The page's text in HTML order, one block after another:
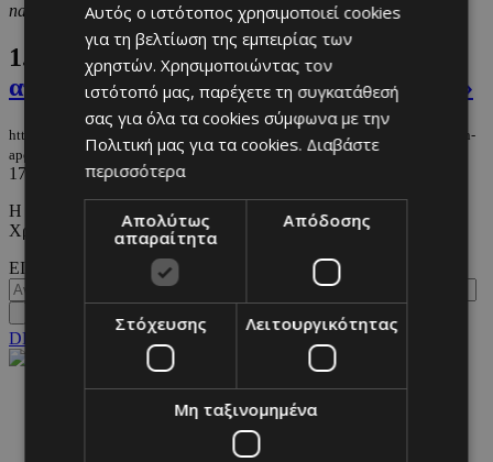
nails
1.
Cherry nails: Εμπνευσμένα από την
απόχρωση της συλλογής «Gucci Ancora»
https://m.must.com.cy/gr/beauty/1-beauty/cherry-nails-empneysmena-apo-tin-
apoxrosi-tis-syllogis-gucci-ancora
17/11/2023|BEAUTY
Η απόχρωση που πρέπει όλοι να δοκιμάσουμε πριν τα
Χριστούγεννα.
ΕΙΣΟΔΟΣ
DESKTOP
NETWORK:
Αυτός ο ιστότοπος χρησιμοποιεί cookies
για τη βελτίωση της εμπειρίας των
χρηστών. Χρησιμοποιώντας τον
ιστότοπό μας, παρέχετε τη συγκατάθεσή
σας για όλα τα cookies σύμφωνα με την
Πολιτική μας για τα cookies. Διαβάστε
περισσότερα
Απολύτως
απαραίτητα
Απόδοσης
Στόχευσης Λειτουργικότητας
Μη ταξινομημένα